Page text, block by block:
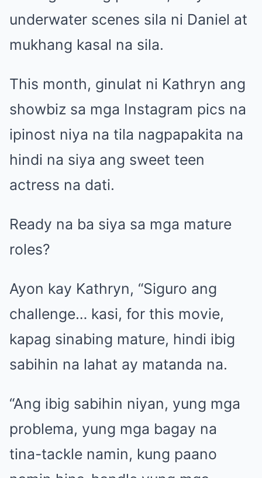
underwater scenes sila ni Daniel at
mukhang kasal na sila.
This month, ginulat ni Kathryn ang
showbiz sa mga Instagram pics na
ipinost niya na tila nagpapakita na
hindi na siya ang sweet teen
actress na dati.
Ready na ba siya sa mga mature
roles?
Ayon kay Kathryn, “Siguro ang
challenge… kasi, for this movie,
kapag sinabing mature, hindi ibig
sabihin na lahat ay matanda na.
“Ang ibig sabihin niyan, yung mga
problema, yung mga bagay na
tina-tackle namin, kung paano